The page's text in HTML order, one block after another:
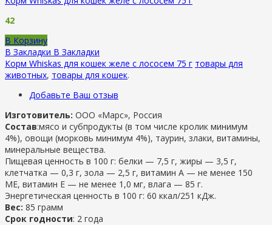
42
В Корзину
В Закладки В Закладки
Корм Whiskas для кошек желе с лососем 75 г товары для
животных, товары для кошек.
Добавьте Ваш отзыв
Изготовитель: ООО «Марс», Россия
Состав:мясо и субпродукты (в том числе кролик минимум
4%), овощи (морковь минимум 4%), таурин, злаки, витамины,
минеральные вещества.
Пищевая ценность в 100 г: белки — 7,5 г, жиры — 3,5 г,
клетчатка — 0,3 г, зола — 2,5 г, витамин А — не менее 150
МЕ, витамин Е — не менее 1,0 мг, влага — 85 г.
Энергетическая ценность в 100 г: 60 ккал/251 кДж.
Вес: 85 грамм
Срок годности: 2 года